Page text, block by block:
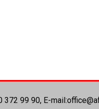
372 99 90, E-